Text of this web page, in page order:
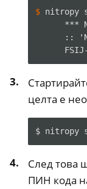
navigation of
$ nitropy
***
::
целта е
$ nitropy
След това
ПИН кода